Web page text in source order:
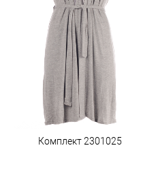
Комплект 2301025